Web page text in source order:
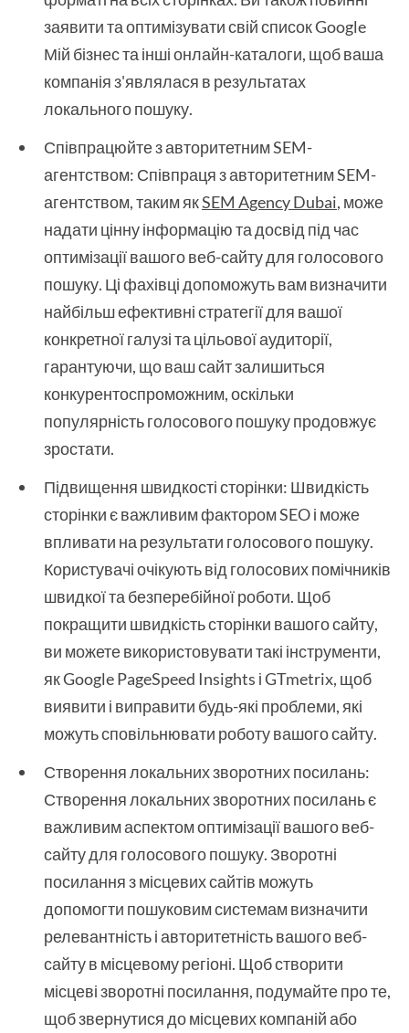
заявити та оптимізувати свій список Google
Мій бізнес та інші онлайн-каталоги, щоб ваша
компанія з'являлася в результатах
локального пошуку.
Співпрацюйте з авторитетним SEM-
агентством: Співпраця з авторитетним SEM-
агентством, таким якSEM Agency Dubai, може
надати цінну інформацію та досвід під час
оптимізації вашого веб-сайту для голосового
пошуку. Ці фахівці допоможуть вам визначити
найбільш ефективні стратегії для вашої
конкретної галузі та цільової аудиторії,
гарантуючи, що ваш сайт залишиться
конкурентоспроможним, оскільки
популярність голосового пошуку продовжує
зростати.
Підвищення швидкості сторінки: Швидкість
сторінки є важливим фактором SEO і може
впливати на результати голосового пошуку.
Користувачі очікують від голосових помічників
швидкої та безперебійної роботи. Щоб
покращити швидкість сторінки вашого сайту,
ви можете використовувати такі інструменти,
як Google PageSpeed Insights і GTmetrix, щоб
виявити і виправити будь-які проблеми, які
можуть сповільнювати роботу вашого сайту.
Створення локальних зворотних посилань:
Створення локальних зворотних посилань є
важливим аспектом оптимізації вашого веб-
сайту для голосового пошуку. Зворотні
посилання з місцевих сайтів можуть
допомогти пошуковим системам визначити
релевантність і авторитетність вашого веб-
сайту в місцевому регіоні. Щоб створити
місцеві зворотні посилання, подумайте про те,
щоб звернутися до місцевих компаній або